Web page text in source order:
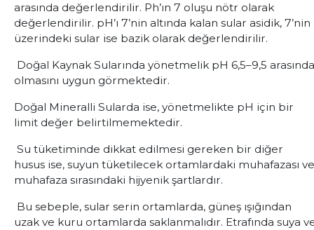
arasında değerlendirilir. Ph’ın 7 oluşu nötr olarak
değerlendirilir. pH’ı 7’nin altında kalan sular asidik, 7’nin
üzerindeki sular ise bazik olarak değerlendirilir.
Doğal Kaynak Sularında yönetmelik pH 6,5–9,5 arasında
olmasını uygun görmektedir.
Doğal Mineralli Sularda ise, yönetmelikte pH için bir
limit değer belirtilmemektedir.
Su tüketiminde dikkat edilmesi gereken bir diğer
husus ise, suyun tüketilecek ortamlardaki muhafazası ve
muhafaza sırasındaki hijyenik şartlardır.
Bu sebeple, sular serin ortamlarda, güneş ışığından
uzak ve kuru ortamlarda saklanmalıdır. Etrafında suya